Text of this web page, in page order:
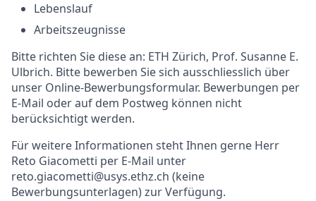
Lebenslauf
Arbeitszeugnisse
Bitte richten Sie diese an: ETH Zürich, Prof. Susanne E.
Ulbrich. Bitte bewerben Sie sich ausschliesslich über
unser Online-Bewerbungsformular. Bewerbungen per
E-Mail oder auf dem Postweg können nicht
berücksichtigt werden.
Für weitere Informationen steht Ihnen gerne Herr
Reto Giacometti per E-Mail unter
reto.giacometti@usys.ethz.ch (keine
Bewerbungsunterlagen) zur Verfügung.